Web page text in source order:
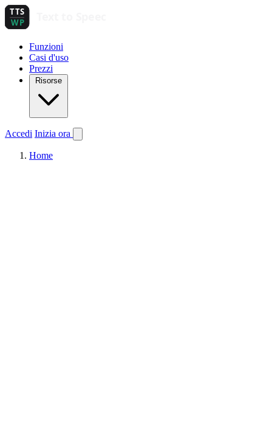
Funzioni
Casi d'uso
Prezzi
Risorse
Accedi Inizia ora
Home